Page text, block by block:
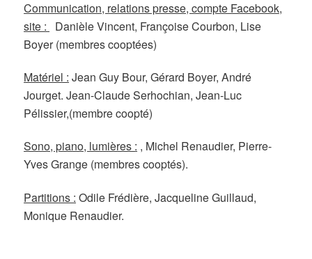
Communication, relations presse, compte Facebook,
site :
Danièle Vincent, Françoise Courbon, Lise
Boyer(membres cooptées)
Matériel : Jean Guy Bour, Gérard Boyer, André
Jourget. Jean-Claude Serhochian, Jean-Luc
Pélissier,(membre coopté)
Sono, piano, lumières : , Michel Renaudier, Pierre-
Yves Grange (membres cooptés).
Partitions : Odile Frédière,Jacqueline Guillaud,
Monique Renaudier.